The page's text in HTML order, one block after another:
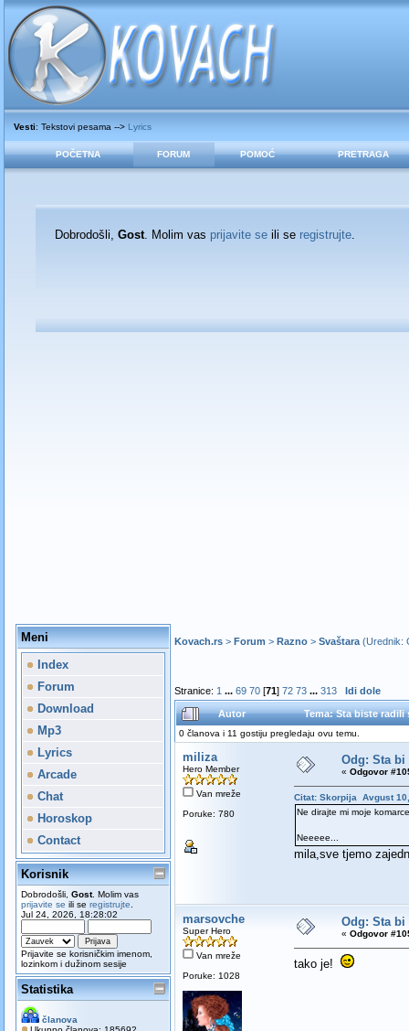
Vesti: Tekstovi pesama --> Lyrics
POČETNA FORUM POMOĆ PRETRAGA
Dobrodošli, Gost. Molim vas prijavite seili se registrujte.
Meni
Index
Forum
Download
Mp3
Lyrics
Arcade
Chat
Horoskop
Contact
Korisnik
Dobrodošli, Gost. Molim vas
prijavite se ili se registrujte
Jul 24, 2026, 18:28:02
Prijavite se korisničkim imenom,
lozinkom i dužinom sesije
Statistika
članova
Kovach.rs> Forum > Razno> Svaštara(Urednik:
Stranice: 1 ... 69 70[71] 72 73 ... 313 Idi dole
Autor Tema: Sta biste
0 članova i 11 gostiju pregledaju ovu temu.
miliza
Hero Member
Van mreže
Poruke: 780
Odg: Sta
« Odgovor
Citat: Skorpija Avgust
Ne dirajte mi moje
Neeeee...
mila,sve tjemo
marsovche
Super Hero
Van mreže
Poruke: 1028
Odg: Sta
« Odgovor
tako je!